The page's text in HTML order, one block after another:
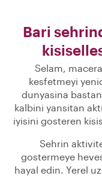
Bari
Selam,
kesfetmeyi
dunyasina
kalbini yansitan
iyisini gosteren
Sehrin
gostermeye
hayal edin. Yerel